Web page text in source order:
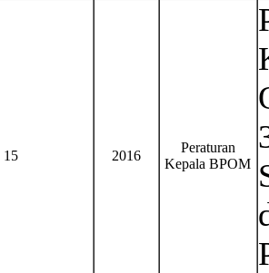
15 2016
Peraturan
Kepala BPOM